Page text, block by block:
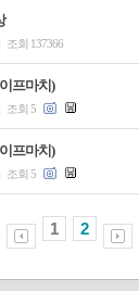
조회 137366
프마치)
조회 5
프마치)
조회 5
1 2